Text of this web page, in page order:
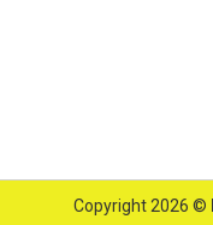
Copyright 2026 ©